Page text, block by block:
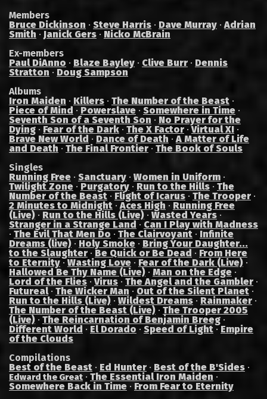
Members
Bruce Dickinson · Steve Harris · Dave Murray ·Adrian
Smith · Janick Gers · Nicko McBrain
Ex-members
Paul DiAnno · Blaze Bayley · Clive Burr · Dennis
Stratton · Doug Sampson
Albums
Iron Maiden · Killers · The Number of the Beast ·
Piece of Mind · Powerslave · Somewhere in Time ·
Seventh Son of a Seventh Son · No Prayer for the
Dying · Fear of the Dark · The X Factor ·Virtual XI ·
Brave New World · Dance of Death ·A Matter of Life
and Death · The Final Frontier · The Book of Souls
Singles
Running Free · Sanctuary · Women in Uniform ·
Twilight Zone · Purgatory · Run to the Hills · The
Number of the Beast · Flight of Icarus · The Trooper ·
2 Minutes to Midnight ·Aces High · Running Free
(Live) · Run to the Hills (Live) · Wasted Years ·
Stranger in a Strange Land · Can I Play with Madness
· The Evil That Men Do · The Clairvoyant · Infinite
Dreams (live) · Holy Smoke · Bring Your Daughter...
to the Slaughter · Be Quick or Be Dead · From Here
to Eternity·Wasting Love · Fear of the Dark (Live) ·
Hallowed Be Thy Name (Live) · Man on the Edge ·
Lord of the Flies ·Virus · The Angel and the Gambler ·
Futureal· The Wicker Man · Out of the Silent Planet ·
Run to the Hills (Live) · Wildest Dreams · Rainmaker ·
The Number of the Beast (Live) · The Trooper 2005
(Live) · The Reincarnation of Benjamin Breeg ·
Different World · El Dorado · Speed of Light·Empire
of the Clouds
Compilations
Best of the Beast · Ed Hunter · Best of the B'Sides ·
Edward the Great · The Essential Iron Maiden ·
Somewhere Back in Time · From Fear to Eternity